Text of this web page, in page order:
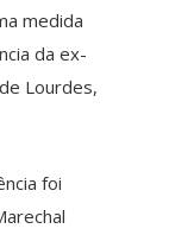
medida
da ex-
Lourdes,
foi